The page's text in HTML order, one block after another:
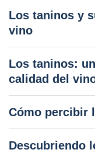
Los taninos y
vino
Los taninos:
calidad del
Cómo percibir
Descubriendo